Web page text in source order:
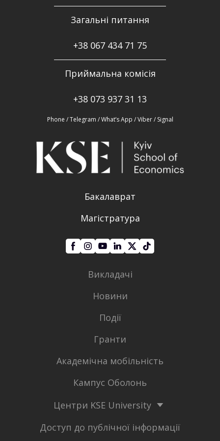
Загальні питання
+38 067 434 71 75
Приймальна комісія
+38 073 937 31 13
Phone / Telegram / What’s App / Viber / Signal
Бакалаврат
Магістратура
Викладачі
Новини
Події
Гранти
Академічна мобільність
Кампус Оболонь
Центри KSE University
Доступ до публічної інформації